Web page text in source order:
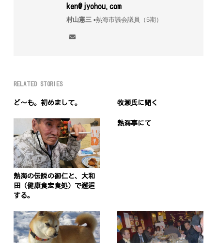
ken@jyohou.com
村山憲三▪︎熱海市議会議員（5期）
RELATED STORIES
ど〜も。初めまして。 牧瀬氏に聞く
熱海の伝説の御仁と、大和
田（健康食定食処）で邂逅
する。
熱海亭にて